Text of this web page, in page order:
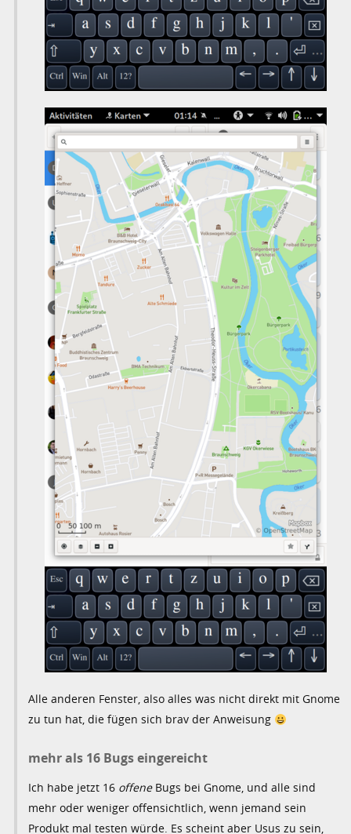
Alle anderen Fenster, also alles was nicht direkt mit Gnome
zu tun hat, die fügen sich brav der Anweisung
mehr als 16 Bugs eingereicht
Ich habe jetzt 16 offeneBugs bei Gnome, und alle sind
mehr oder weniger offensichtlich, wenn jemand sein
Produkt mal testen würde. Es scheint aber Usus zu sein,